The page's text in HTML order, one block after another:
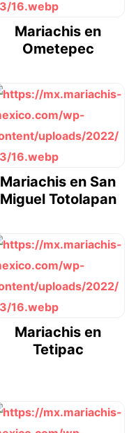
Mariachis en
Ometepec
Mariachis en San
Miguel Totolapan
Mariachis en
Tetipac